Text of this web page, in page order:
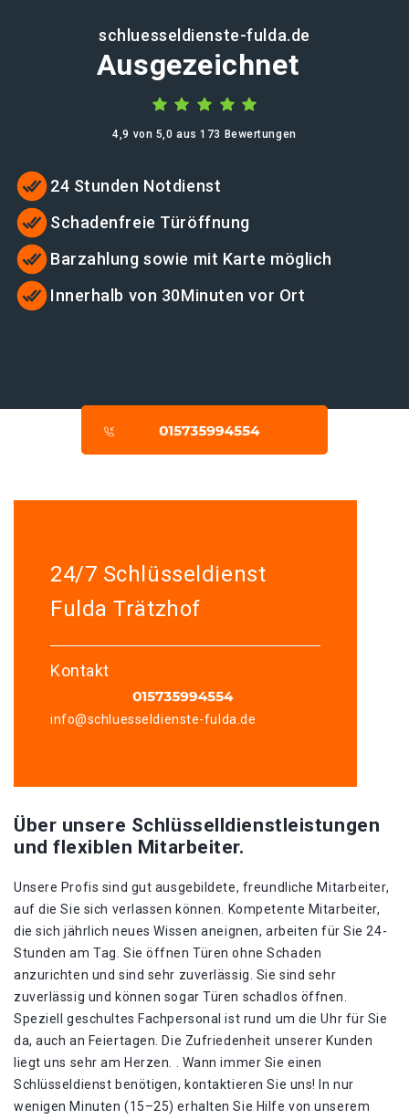
schluesseldienste-fulda.de
Ausgezeichnet
4,9 von 5,0 aus 173 Bewertungen
24 Stunden Notdienst
Schadenfreie Türöffnung
Barzahlung sowie mit Karte möglich
Innerhalb von 30Minuten vor Ort
24/7 Schlüsseldienst
Fulda Trätzhof
Kontakt
info@schluesseldienste-fulda.de
Über unsere Schlüsselldienstleistungen
und flexiblen Mitarbeiter.
Unsere Profis sind gut ausgebildete, freundliche Mitarbeiter,
auf die Sie sich verlassen können. Kompetente Mitarbeiter,
die sich jährlich neues Wissen aneignen, arbeiten für Sie 24-
Stunden am Tag. Sie öffnen Türen ohne Schaden
anzurichten und sind sehr zuverlässig. Sie sind sehr
zuverlässig und können sogar Türen schadlos öffnen.
Speziell geschultes Fachpersonal ist rund um die Uhr für Sie
da, auch an Feiertagen. Die Zufriedenheit unserer Kunden
liegt uns sehr am Herzen. . Wann immer Sie einen
Schlüsseldienst benötigen, kontaktieren Sie uns! In nur
wenigen Minuten (15–25) erhalten Sie Hilfe von unserem